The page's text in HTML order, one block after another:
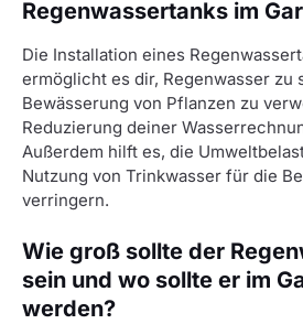
Regenwassertanks im
Die Installation eines
ermöglicht es dir, Regenwasser zu
Bewässerung von Pflanzen zu
Reduzierung deiner
Außerdem hilft es, die
Nutzung von Trinkwasser für die
verringern.
Wie groß sollte der
sein und wo sollte er im
werden?